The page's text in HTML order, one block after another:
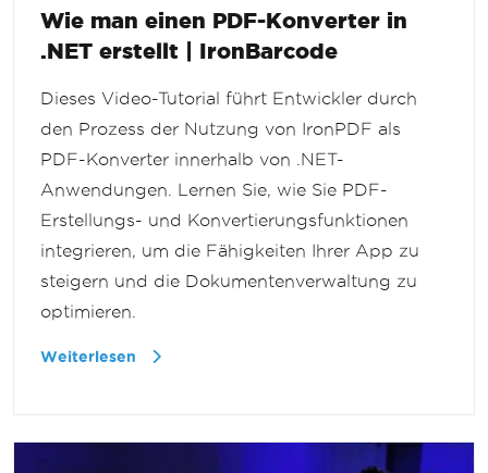
Wie man einen PDF-Konverter in
.NET erstellt | IronBarcode
Dieses Video-Tutorial führt Entwickler durch
den Prozess der Nutzung von IronPDF als
PDF-Konverter innerhalb von .NET-
Anwendungen. Lernen Sie, wie Sie PDF-
Erstellungs- und Konvertierungsfunktionen
integrieren, um die Fähigkeiten Ihrer App zu
steigern und die Dokumentenverwaltung zu
optimieren.
Weiterlesen